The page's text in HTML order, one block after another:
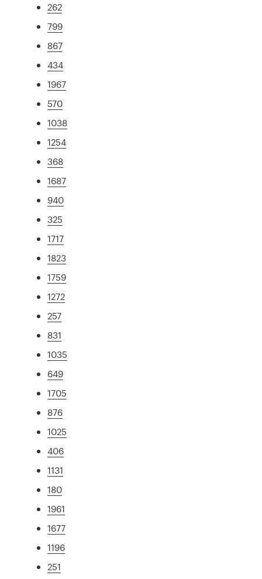
262
799
867
434
1967
570
1038
1254
368
1687
940
325
1717
1823
1759
1272
257
831
1035
649
1705
876
1025
406
1131
180
1961
1677
1196
251